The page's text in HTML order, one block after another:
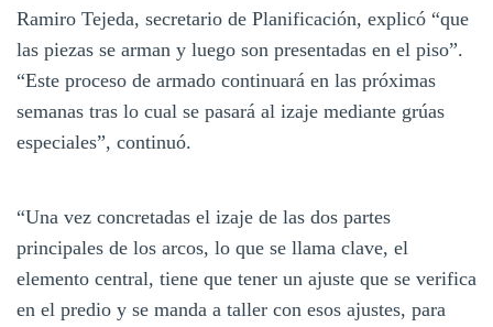
Ramiro Tejeda, secretario de Planificación, explicó “que
las piezas se arman y luego son presentadas en el piso”.
“Este proceso de armado continuará en las próximas
semanas tras lo cual se pasará al izaje mediante grúas
especiales”, continuó.
“Una vez concretadas el izaje de las dos partes
principales de los arcos, lo que se llama clave, el
elemento central, tiene que tener un ajuste que se verifica
en el predio y se manda a taller con esos ajustes, para